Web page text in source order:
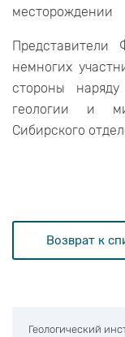
месторождении
немногих
стороны
геологии и
Сибирского
Возврат к
Геологический